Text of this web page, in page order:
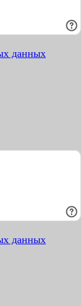
данных
данных